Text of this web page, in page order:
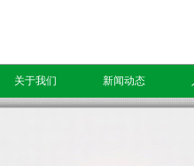
关于我们 新闻动态